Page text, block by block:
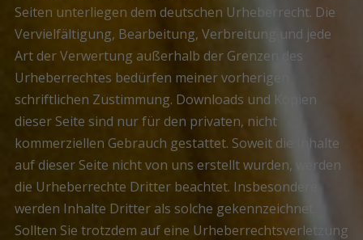
Seiten unterliegen dem deutschen Urheberrecht. Die
Vervielfältigung, Bearbeitung, Verbreitung und jede
Art der Verwertung außerhalb der Grenzen des
Urheberrechtes bedürfen meiner vorherigen
schriftlichen Zustimmung. Downloads und Kopien
dieser Seite sind nur für den privaten, nicht
kommerziellen Gebrauch gestattet. Soweit die Inhalte
auf dieser Seite nicht von uns erstellt wurden, werden
die Urheberrechte Dritter beachtet. Insbesondere
werden Inhalte Dritter als solche gekennzeichnet.
Sollten Sie trotzdem auf eine Urheberrechtsverletzung